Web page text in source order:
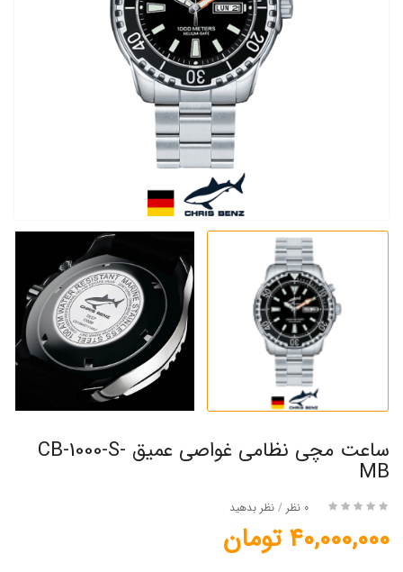
ساعت مچی نظامی غواصی عمیق CB-1000-S-
MB
0 نظر / نظر بدهید
40,000,000 تومان